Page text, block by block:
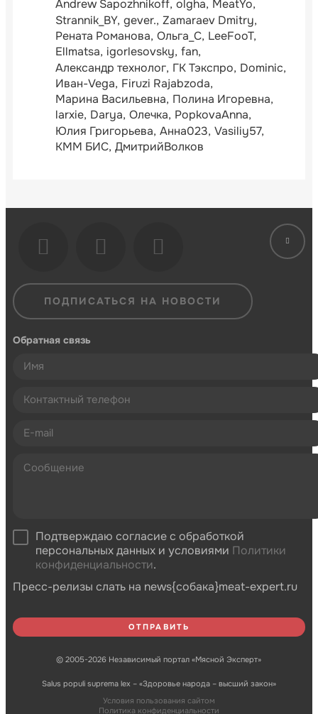
Andrew Sapozhnikoff olgha MeatYo
Strannik_BY gever. Zamaraev Dmitry
Рената Романова Ольга_С LeeFooT
Ellmatsa igorlesovsky fan
Александр технолог ГК Тэкспро Dominic
Иван-Vega Firuzi Rajabzoda
Марина Васильевна Полина Игоревна
larxie Darya Олечка PopkovaAnna
Юлия Григорьева Анна023 Vasiliy57
КММ БИС ДмитрийВолков
ПОДПИСАТЬСЯ НА НОВОСТИ
Обратная связь
Подтверждаю согласие с обработкой
персональных данных и условиями Политики
конфиденциальности.
Пресс-релизы слать на news{собака}meat-expert.ru
© 2005-2026 Независимый портал «Мясной Эксперт»
Salus populi suprema lex – «Здоровье народа – высший закон»
Условия пользования сайтом
Политика конфиденциальности